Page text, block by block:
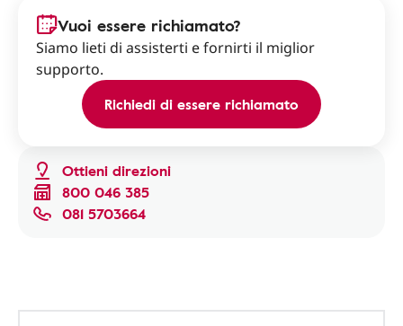
Ottieni direzioni
800 046 385
081 5703664
Vuoi essere richiamato?
Siamo lieti di assisterti e fornirti il miglior
supporto.
Richiedi di essere richiamato